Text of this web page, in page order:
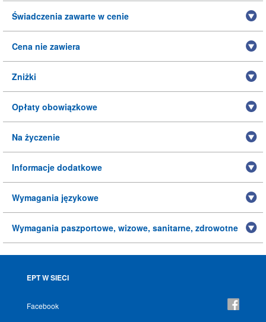
Świadczenia zawarte w cenie
Cena nie zawiera
Zniżki
Opłaty obowiązkowe
Na życzenie
Informacje dodatkowe
Wymagania językowe
Wymagania paszportowe, wizowe, sanitarne, zdrowotne
EPT W SIECI
Facebook